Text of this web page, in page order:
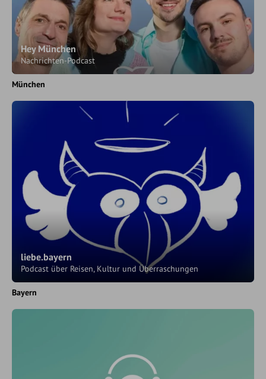
Hey München
Nachrichten-Podcast
München
liebe.bayern
Podcast über Reisen, Kultur und Überraschungen
Bayern